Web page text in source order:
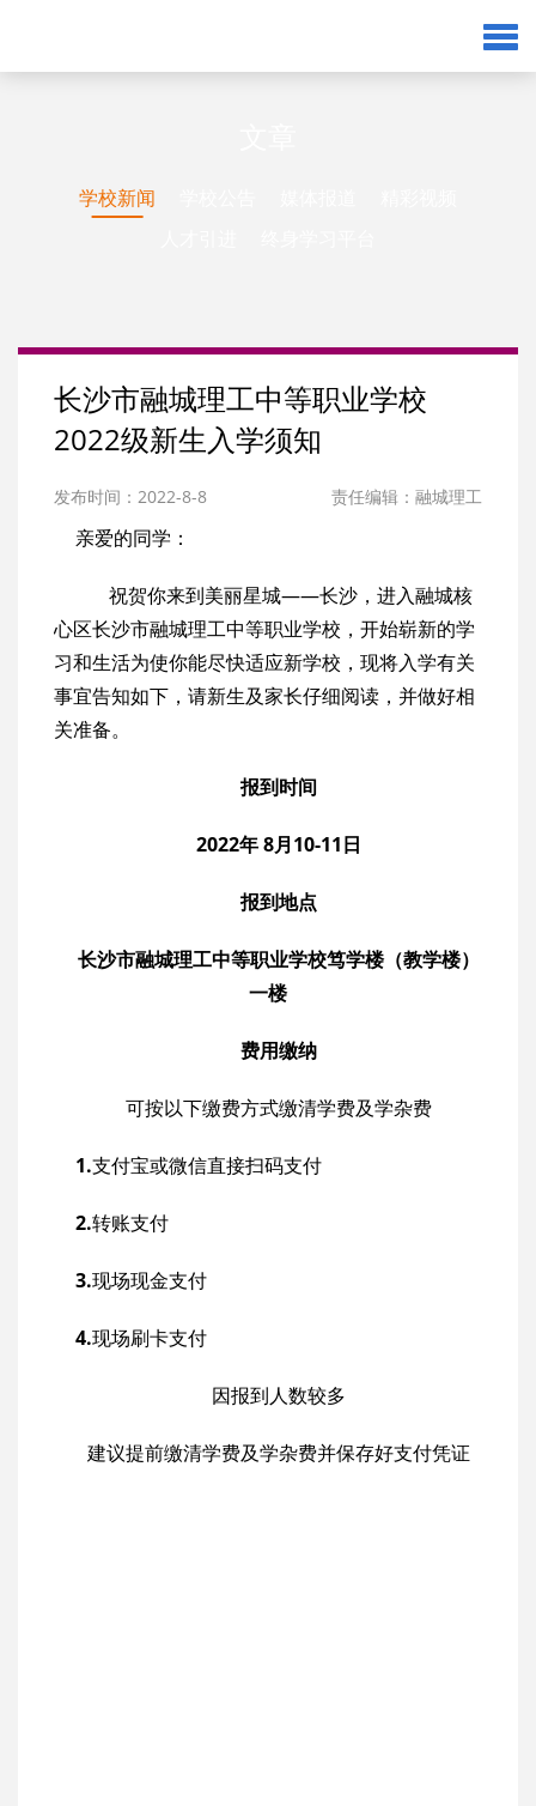
学校新闻
长沙市融城理工中等职业学校
2022级新生入学须知
发布时间：2022-8-8 责任编辑：融城理工
亲爱的同学：
祝贺你来到美丽星城——长沙，进入融城核
心区长沙市融城理工中等职业学校，开始崭新的学
习和生活为使你能尽快适应新学校，现将入学有关
事宜告知如下，请新生及家长仔细阅读，并做好相
关准备。
报到时间
2022年 8月10-11日
报到地点
长沙市融城理工中等职业学校笃学楼（教学楼）
一楼
费用缴纳
可按以下缴费方式缴清学费及学杂费
1.支付宝或微信直接扫码支付
2.转账支付
3.现场现金支付
4.现场刷卡支付
因报到人数较多
建议提前缴清学费及学杂费并保存好支付凭证